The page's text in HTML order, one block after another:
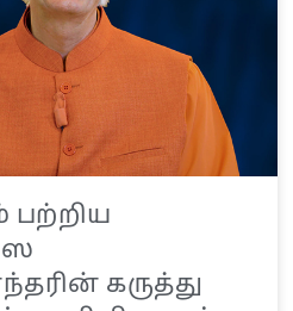
பற்றிய
கருத்து